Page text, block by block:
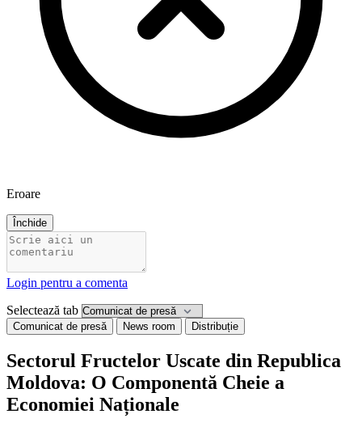
Eroare
Închide
Login pentru a comenta
Selectează tab
Comunicat de presă News room Distribuție
Sectorul Fructelor Uscate din Republica
Moldova: O Componentă Cheie a
Economiei Naționale